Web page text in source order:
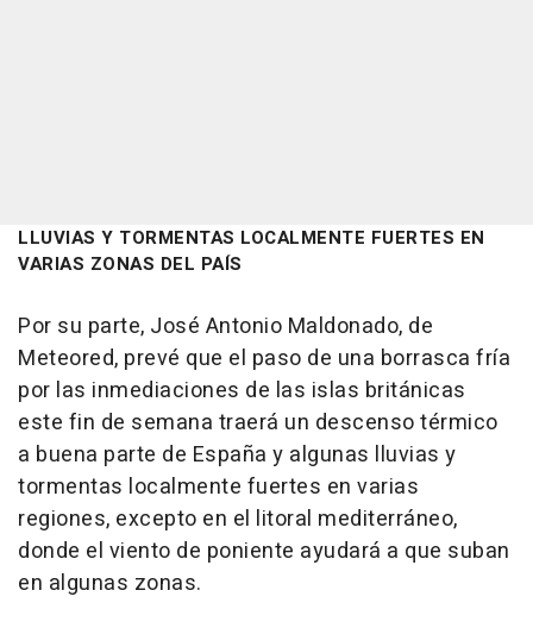
LLUVIAS Y TORMENTAS LOCALMENTE FUERTES EN
VARIAS ZONAS DEL PAÍS
Por su parte, José Antonio Maldonado, de
Meteored, prevé que el paso de una borrasca fría
por las inmediaciones de las islas británicas
este fin de semana traerá un descenso térmico
a buena parte de España y algunas lluvias y
tormentas localmente fuertes en varias
regiones, excepto en el litoral mediterráneo,
donde el viento de poniente ayudará a que suban
en algunas zonas.